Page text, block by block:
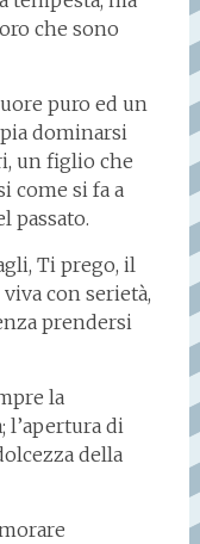
che sono
puro ed un
dominarsi
un figlio che
come si fa a
passato.
Ti prego, il
con serietà,
prendersi
la
l’apertura di
della